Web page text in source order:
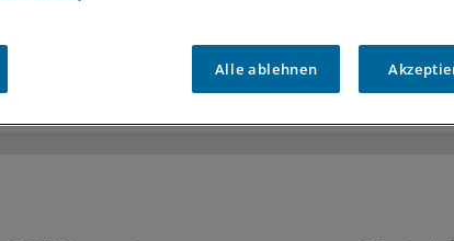
Alle ablehnen